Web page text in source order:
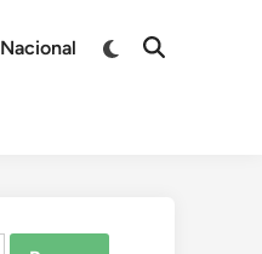
Nacional
Switch
Open